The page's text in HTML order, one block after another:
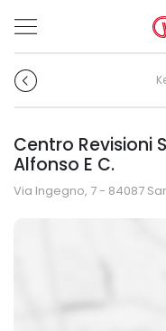
Centro Revisioni
Alfonso E C.
Via Ingegno, 7 - 84087